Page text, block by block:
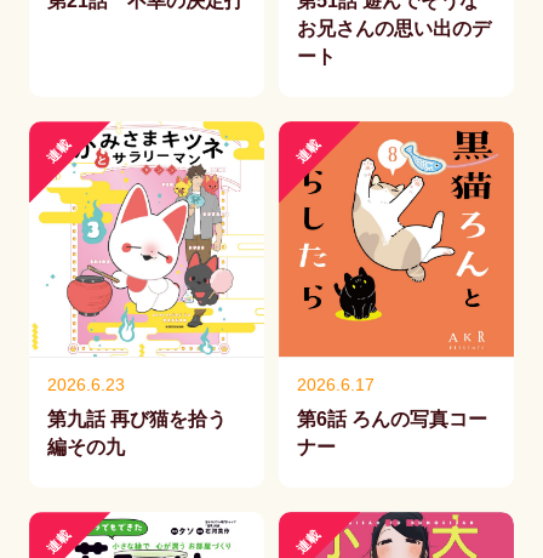
お兄さんの思い出のデ
ート
連載
2026.6.23
第九話 再び猫を拾う
編その九
連載
2026.6.17
第6話 ろんの写真コー
ナー
連載 連載